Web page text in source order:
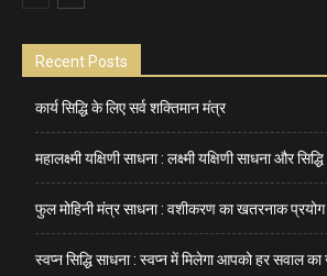
Recent Posts
कार्य सिद्धि के लिए सर्व शक्तिमान मंत्र
महालक्ष्मी यक्षिणी साधना : लक्ष्मी यक्षिणी साधना और सिद्धि
फुल मोहिनी मंत्र साधना : वशीकरण का खतरनाक प्रयोग
स्वप्न सिद्धि साधना : स्वप्न में मिलेगा आपको हर सवाल का